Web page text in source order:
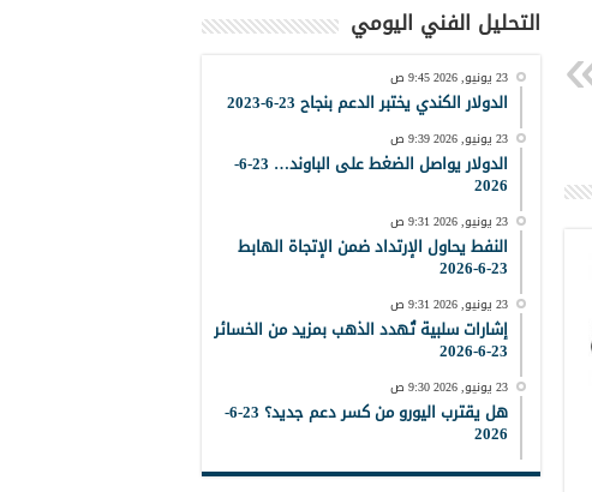
التحليل الفني اليومي
23 يونيو, 2026 9:45 ص
الدولار الكندي يختبر الدعم بنجاح 23-6-2023
23 يونيو, 2026 9:39 ص
الدولار يواصل الضغط على الباوند… 23-6-
2026
23 يونيو, 2026 9:31 ص
النفط يحاول الإرتداد ضمن الإتجاة الهابط
23-6-2026
23 يونيو, 2026 9:31 ص
إشارات سلبية تُهدد الذهب بمزيد من الخسائر
23-6-2026
23 يونيو, 2026 9:30 ص
هل يقترب اليورو من كسر دعم جديد؟ 23-6-
2026